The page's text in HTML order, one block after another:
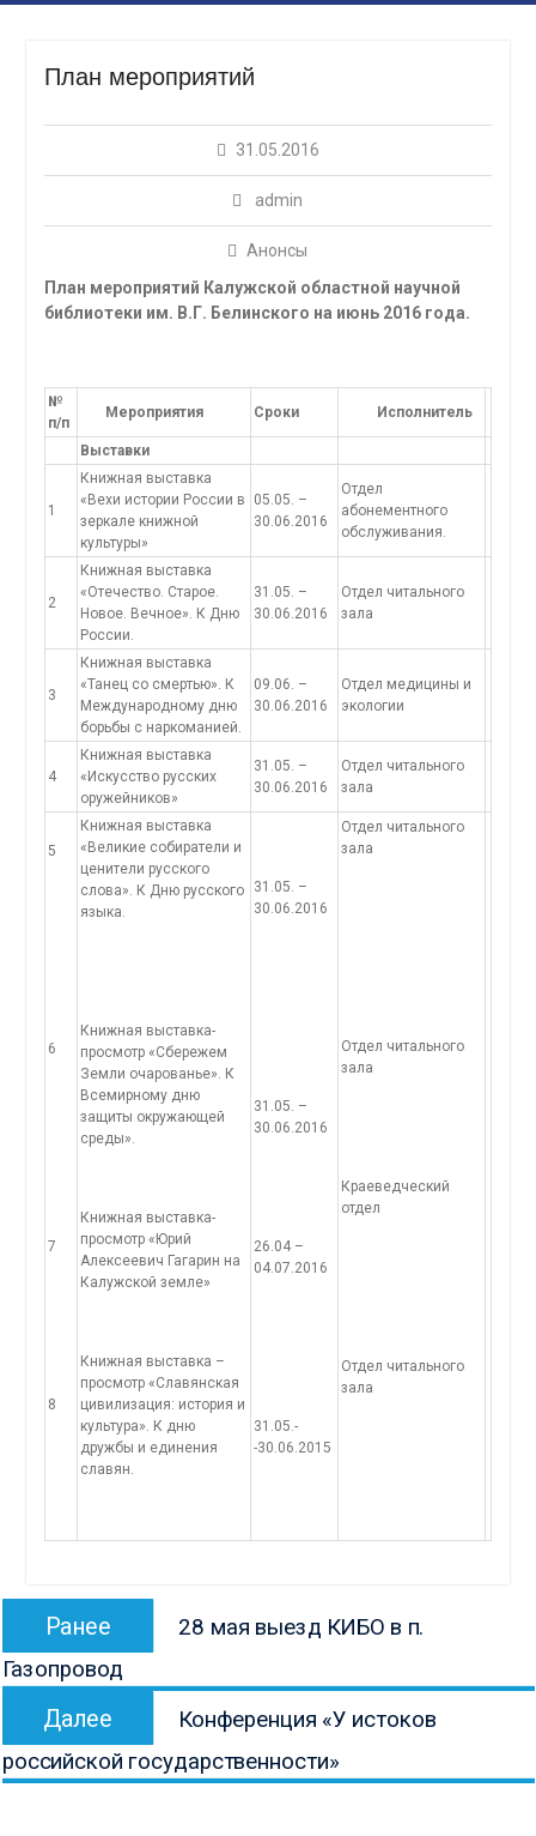
План мероприятий
31.05.2016
admin
Анонсы
План мероприятий Калужской областной научной
библиотеки им. В.Г. Белинского на июнь 2016 года.
№
п/п
Мероприятия Сроки Исполнитель
Выставки
1
Книжная выставка
«Вехи истории России в
зеркале книжной
культуры»
05.05. –
30.06.2016
Отдел
абонементного
обслуживания.
2
Книжная выставка
«Отечество. Старое.
Новое. Вечное». К Дню
России.
31.05. –
30.06.2016
Отдел читального
зала
3
Книжная выставка
«Танец со смертью». К
Международному дню
борьбы с наркоманией.
09.06. –
30.06.2016
Отдел медицины и
экологии
4
Книжная выставка
«Искусство русских
оружейников»
31.05. –
30.06.2016
Отдел читального
зала
5
6
7
8
Книжная выставка
«Великие собиратели и
ценители русского
слова». К Дню русского
языка.
Книжная выставка-
просмотр «Сбережем
Земли очарованье». К
Всемирному дню
защиты окружающей
среды».
Книжная выставка-
просмотр «Юрий
Алексеевич Гагарин на
Калужской земле»
Книжная выставка –
просмотр «Славянская
цивилизация: история и
культура». К дню
дружбы и единения
славян.
31.05. –
30.06.2016
31.05. –
30.06.2016
26.04 –
04.07.2016
31.05.-
-30.06.2015
Отдел читального
зала
Отдел читального
зала
Краеведческий
отдел
Отдел читального
зала
Навигация
записям
Ранее
запись:
28 мая выезд КИБО в п.
Газопровод
Далее Следующая
запись:
Конференция «У истоков
российской государственности»